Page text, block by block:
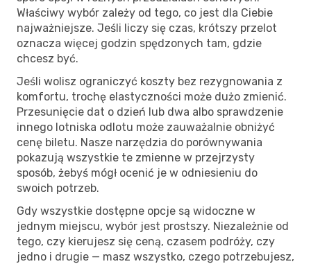
Właściwy wybór zależy od tego, co jest dla Ciebie
najważniejsze. Jeśli liczy się czas, krótszy przelot
oznacza więcej godzin spędzonych tam, gdzie
chcesz być.
Jeśli wolisz ograniczyć koszty bez rezygnowania z
komfortu, trochę elastyczności może dużo zmienić.
Przesunięcie dat o dzień lub dwa albo sprawdzenie
innego lotniska odlotu może zauważalnie obniżyć
cenę biletu. Nasze narzędzia do porównywania
pokazują wszystkie te zmienne w przejrzysty
sposób, żebyś mógł ocenić je w odniesieniu do
swoich potrzeb.
Gdy wszystkie dostępne opcje są widoczne w
jednym miejscu, wybór jest prostszy. Niezależnie od
tego, czy kierujesz się ceną, czasem podróży, czy
jedno i drugie — masz wszystko, czego potrzebujesz,